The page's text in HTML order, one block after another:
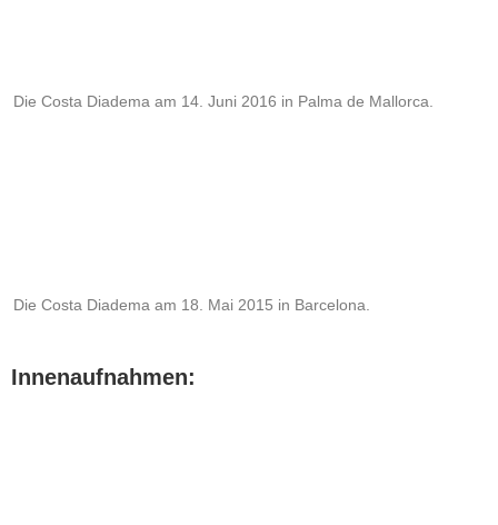
Die Costa Diadema am 14. Juni 2016 in Palma de Mallorca.
Die Costa Diadema am 18. Mai 2015 in Barcelona.
Innenaufnahmen: